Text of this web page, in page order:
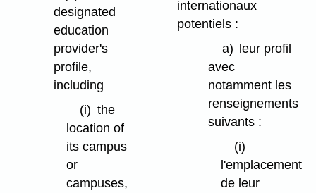
designated
education
provider's
profile,
including
(i) the
location of
its campus
or
campuses,
internationaux
potentiels :
a)
leur profil
avec
notamment les
renseignements
suivants :
(i)
l'emplacement
de leur